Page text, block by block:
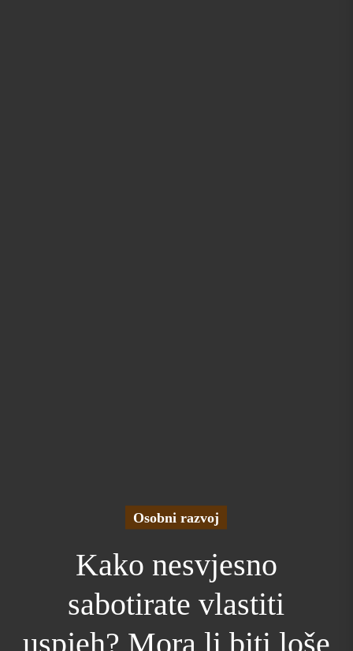
Osobni razvoj
Kako nesvjesno
sabotirate vlastiti
uspjeh? Mora li biti loše